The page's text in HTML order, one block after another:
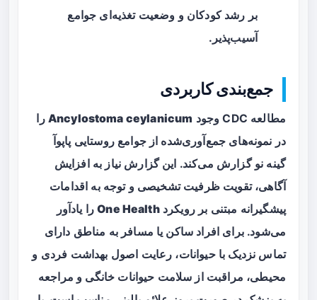
بر رشد کودکان و وضعیت تغذیه‌ای جوامع
آسیب‌پذیر.
جمع‌بندی کاربردی
مطالعه CDC وجود Ancylostoma ceylanicum را
در نمونه‌های جمع‌آوری‌شده از جوامع روستایی پاپوآ
گینه نو گزارش می‌کند. این گزارش نیاز به افزایش
آگاهی، تقویت ظرفیت تشخیصی و توجه به اقدامات
پیشگیرانه مبتنی بر رویکردOne Healthرا یادآور
می‌شود. برای افراد ساکن یا مسافر به مناطق دارای
تماس نزدیک با حیوانات، رعایت اصول بهداشت فردی و
محیطی، مراقبت از سلامت حیوانات خانگی و مراجعه